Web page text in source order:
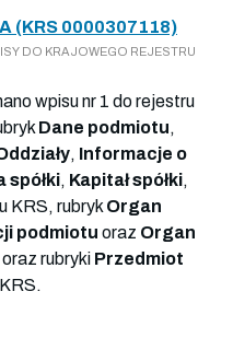
(KRS 0000307118)
DO KRAJOWEGO REJESTRU
wpisu nr 1 do rejestru
Dane podmiotu,
, Informacje o
spółki, Kapitał spółki,
KRS, rubryk Organ
podmiotu oraz Organ
rubryki Przedmiot